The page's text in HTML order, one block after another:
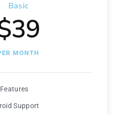
Basic
MONTH
Support